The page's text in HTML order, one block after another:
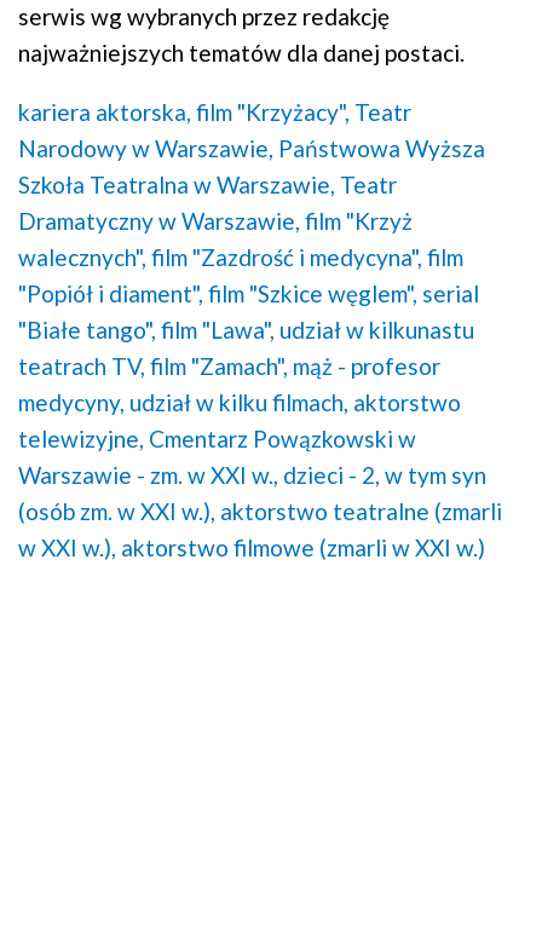
serwis wg wybranych przez redakcję
najważniejszych tematów dla danej postaci.
kariera aktorska, film "Krzyżacy", Teatr
Narodowy w Warszawie, Państwowa Wyższa
Szkoła Teatralna w Warszawie, Teatr
Dramatyczny w Warszawie, film "Krzyż
walecznych", film "Zazdrość i medycyna", film
"Popiół i diament", film "Szkice węglem", serial
"Białe tango", film "Lawa", udział w kilkunastu
teatrach TV, film "Zamach", mąż - profesor
medycyny, udział w kilku filmach, aktorstwo
telewizyjne, Cmentarz Powązkowski w
Warszawie - zm. w XXI w., dzieci - 2, w tym syn
(osób zm. w XXI w.), aktorstwo teatralne (zmarli
w XXI w.), aktorstwo filmowe (zmarli w XXI w.)